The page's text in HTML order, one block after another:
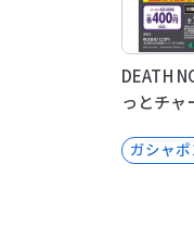
DEATH
っとチャ
ガシャポ